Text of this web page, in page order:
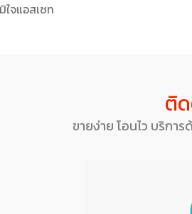
จแอสเซท
ติ
ขายง่าย โอนไว บริกา